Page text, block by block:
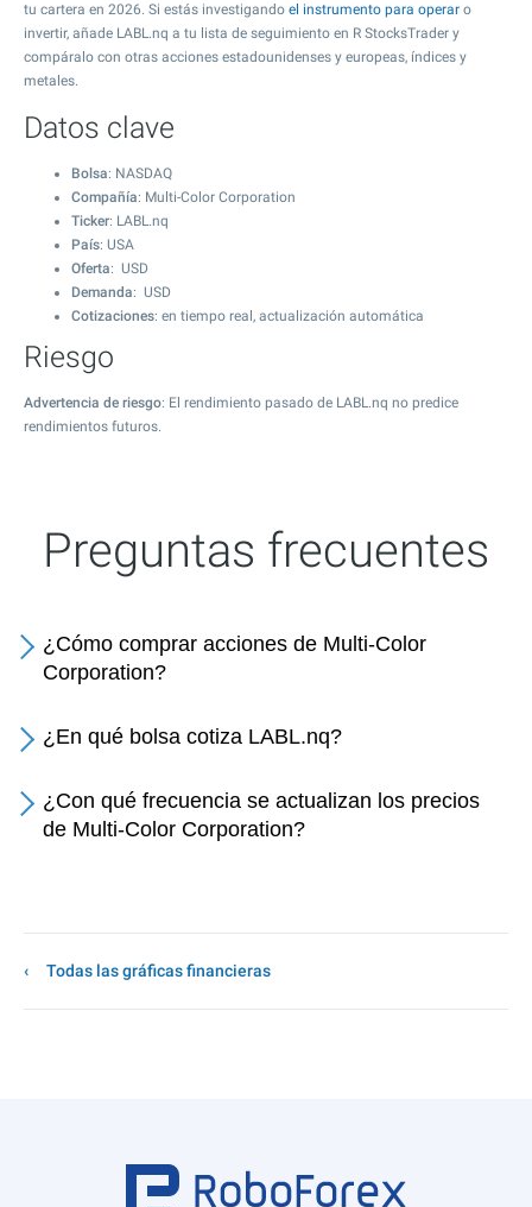
tu cartera en 2026. Si estás investigando el instrumento para operar o
invertir, añade LABL.nq a tu lista de seguimiento en R StocksTrader y
compáralo con otras acciones estadounidenses y europeas, índices y
metales.
Datos clave
Bolsa: NASDAQ
Compañía: Multi-Color Corporation
Ticker: LABL.nq
País: USA
Oferta: USD
Demanda: USD
Cotizaciones: en tiempo real, actualización automática
Riesgo
Advertencia de riesgo: El rendimiento pasado de LABL.nq no predice
rendimientos futuros.
Preguntas frecuentes
¿Cómo comprar acciones de Multi-Color
Corporation?
¿En qué bolsa cotiza LABL.nq?
¿Con qué frecuencia se actualizan los precios
de Multi-Color Corporation?
Todas las gráficas financieras